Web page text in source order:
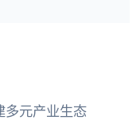
多元产业生态